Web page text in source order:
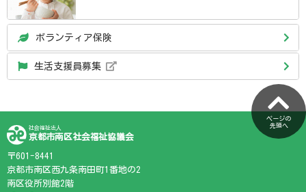
ボランティア保険
生活支援員募集
ページの
先頭へ
社会福祉法人
京都市南区社会福祉協議会
〒601-8441
京都市南区西九条南田町1番地の2
南区役所別館2階